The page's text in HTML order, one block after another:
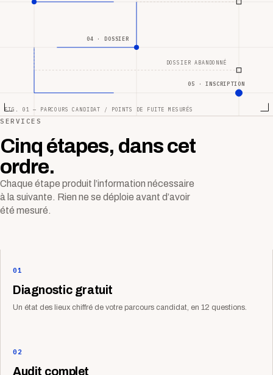
04 · DOSSIER
05 · INSCRIPTION
DOSSIER ABANDONNÉ
FIG. 01 — PARCOURS CANDIDAT / POINTS DE FUITE MESURÉS
SERVICES
Cinq étapes, dans cet
ordre.
Chaque étape produit l’information nécessaire
à la suivante. Rien ne se déploie avant d’avoir
été mesuré.
01
Diagnostic gratuit
Un état des lieux chiffré de votre parcours candidat, en 12 questions.
02
Audit complet